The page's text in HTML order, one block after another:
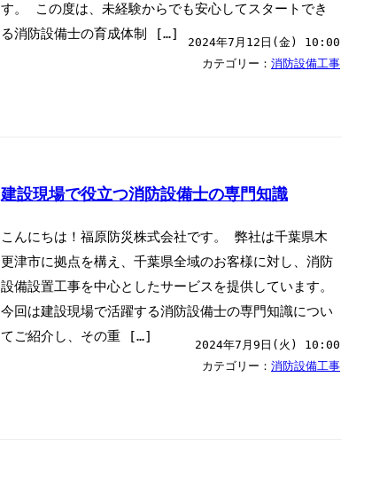
す。 この度は、未経験からでも安心してスタートでき
る消防設備士の育成体制 […]
2024年7月12日(金) 10:00
カテゴリー： 消防設備工事
建設現場で役立つ消防設備士の専門知識
こんにちは！福原防災株式会社です。 弊社は千葉県木
更津市に拠点を構え、千葉県全域のお客様に対し、消防
設備設置工事を中心としたサービスを提供しています。
今回は建設現場で活躍する消防設備士の専門知識につい
てご紹介し、その重 […]
2024年7月9日(火) 10:00
カテゴリー： 消防設備工事